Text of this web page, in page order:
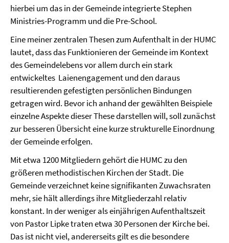
hierbei um das in der Gemeinde integrierte Stephen
Ministries-Programm und die Pre-School.
Eine meiner zentralen Thesen zum Aufenthalt in der HUMC
lautet, dass das Funktionieren der Gemeinde im Kontext
des Gemeindelebens vor allem durch ein stark
entwickeltes Laienengagement und den daraus
resultierenden gefestigten persönlichen Bindungen
getragen wird. Bevor ich anhand der gewählten Beispiele
einzelne Aspekte dieser These darstellen will, soll zunächst
zur besseren Übersicht eine kurze strukturelle Einordnung
der Gemeinde erfolgen.
Mit etwa 1200 Mitgliedern gehört die HUMC zu den
größeren methodistischen Kirchen der Stadt. Die
Gemeinde verzeichnet keine signifikanten Zuwachsraten
mehr, sie hält allerdings ihre Mitgliederzahl relativ
konstant. In der weniger als einjährigen Aufenthaltszeit
von Pastor Lipke traten etwa 30 Personen der Kirche bei.
Das ist nicht viel, andererseits gilt es die besondere